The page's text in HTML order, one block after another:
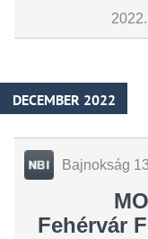
DECEMBER 2022
Bajnokság
Fehérvár